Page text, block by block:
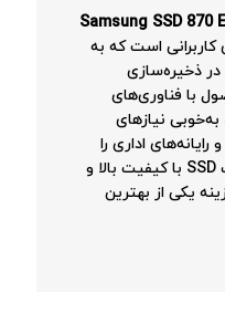
Samsung SSD 870
کاربرانی است که به
در ذخیره‌سازی
با فناوری‌های
نیازهای
اداری را
برآورده می‌کند. اگر به‌دنبال یک SSD با کیفیت بالا و
یکی از بهترین